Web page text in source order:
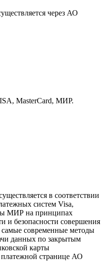
через АО
MasterCard, МИР.
в соответствии
систем Visa,
МИР на принципах
и безопасности совершения
самые современные методы
данных по закрытым
карты
странице АО